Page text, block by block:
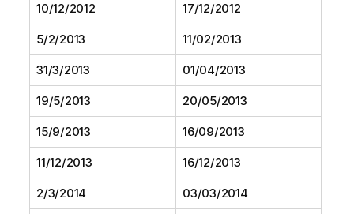
10/12/2012 17/12/2012
5/2/2013 11/02/2013
31/3/2013 01/04/2013
19/5/2013 20/05/2013
15/9/2013 16/09/2013
11/12/2013 16/12/2013
2/3/2014 03/03/2014